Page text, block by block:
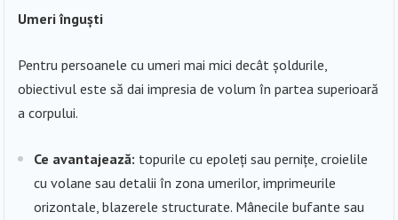
Umeri înguşti
Pentru persoanele cu umeri mai mici decât șoldurile,
obiectivul este să dai impresia de volum în partea superioară
a corpului.
Ce avantajează: topurile cu epoleți sau pernițe, croielile
cu volane sau detalii în zona umerilor, imprimeurile
orizontale, blazerele structurate. Mânecile bufante sau